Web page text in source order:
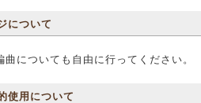
について
曲についても自由に行ってください。
使用について